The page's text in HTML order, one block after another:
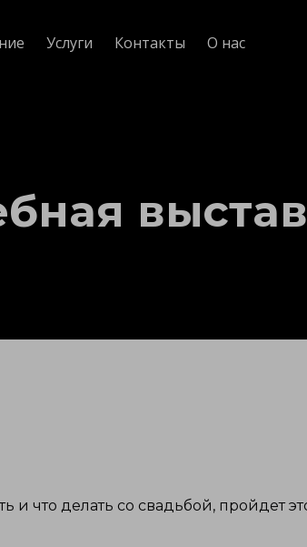
Услуги Контакты О нас
что делать со свадьбой, пройдет